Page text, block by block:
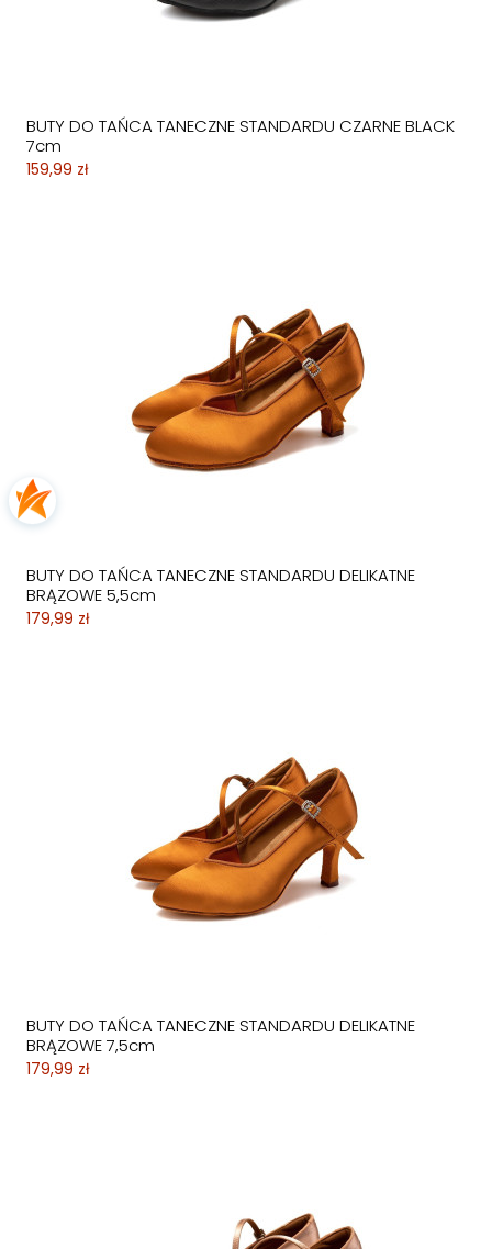
BUTY DO TAŃCA TANECZNE STANDARDU CZARNE BLACK
7cm
159,99 zł
BUTY DO TAŃCA TANECZNE STANDARDU DELIKATNE
BRĄZOWE 5,5cm
179,99 zł
BUTY DO TAŃCA TANECZNE STANDARDU DELIKATNE
BRĄZOWE 7,5cm
179,99 zł